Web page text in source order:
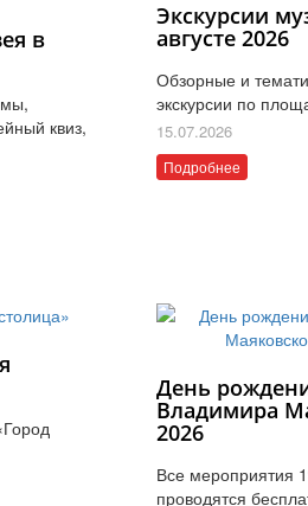
в
квиз,
Экскурсии
августе 2026
Обзорные и
экскурсии по
15.07.2026
Подробнее
День
Владимира
2026
Все мероприятия
проводятся